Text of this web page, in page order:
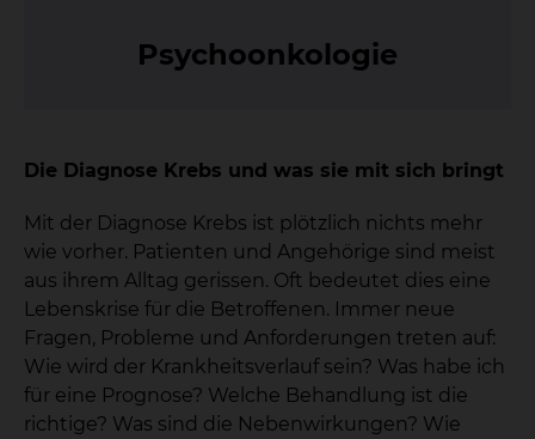
Psy­choon­ko­lo­gie
Die Diagnose Krebs und was sie mit sich bringt
Mit der Diagnose Krebs ist plötzlich nichts mehr
wie vorher. Patienten und Angehörige sind meist
aus ihrem Alltag gerissen. Oft bedeutet dies eine
Lebenskrise für die Betroffenen. Immer neue
Fragen, Probleme und Anforderungen treten auf:
Wie wird der Krankheitsverlauf sein? Was habe ich
für eine Prognose? Welche Behandlung ist die
richtige? Was sind die Nebenwirkungen? Wie